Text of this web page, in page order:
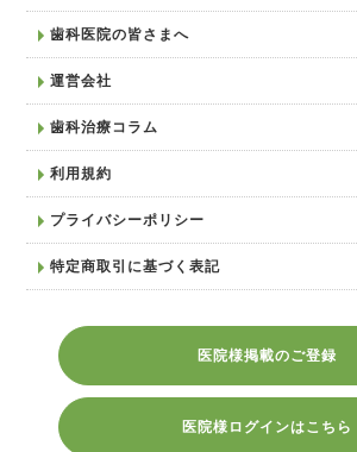
歯科医院の皆さまへ
運営会社
歯科治療コラム
利用規約
プライバシーポリシー
特定商取引に基づく表記
医院様掲載のご登録
医院様ログインはこちら